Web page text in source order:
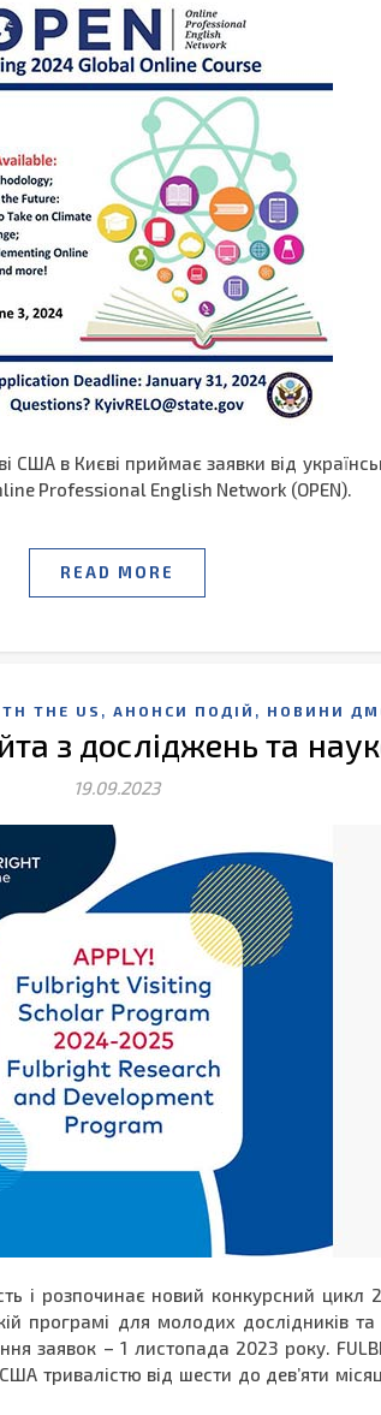
США в Києві приймає заявки від
Professional English Network (OPEN).
READ MORE
THE US , АНОНСИ ПОДІЙ , НОВИНИ
з досліджень та
19.09.2023
і розпочинає новий конкурсний цикл
програмі для молодих дослідників
заявок – 1 листопада 2023 року.
тривалістю від шести до дев’яти